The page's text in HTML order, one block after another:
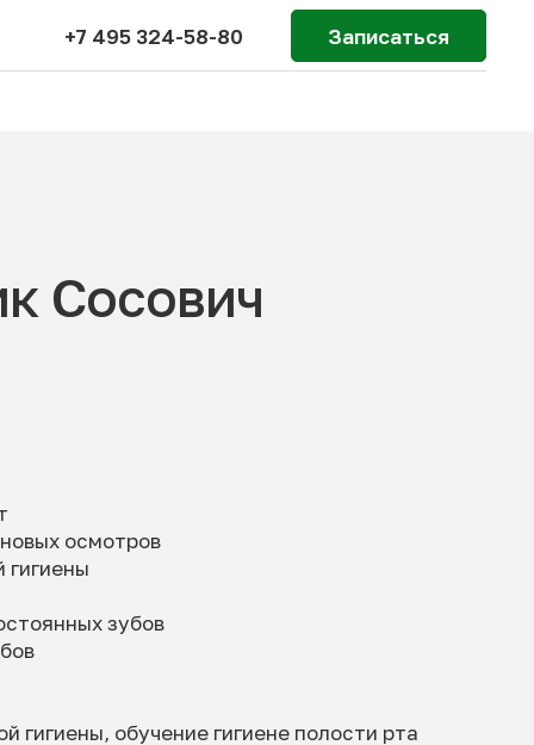
+7 495 324-58-80 Записаться
Сосович
осмотров
зубов
гигиены, обучение гигиене полости рта